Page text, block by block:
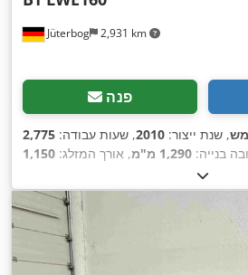
Jüterbog 2,931 km
פנה
, שנת ייצור: 2010, שעות עבודה:
בנייה: 1,290 מ"מ , אורך המזלג: 1,150
730 מ"מ